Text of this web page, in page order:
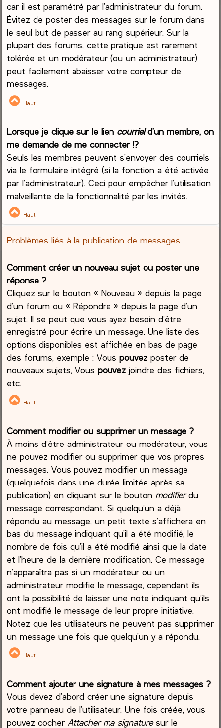
car il est paramétré par l’administrateur du forum.
Évitez de poster des messages sur le forum dans
le seul but de passer au rang supérieur. Sur la
plupart des forums, cette pratique est rarement
tolérée et un modérateur (ou un administrateur)
peut facilement abaisser votre compteur de
messages.
Haut
Lorsque je clique sur le lien courrield’un membre, on
me demande de me connecter !?
Seuls les membres peuvent s’envoyer des courriels
via le formulaire intégré (si la fonction a été activée
par l’administrateur). Ceci pour empêcher l’utilisation
malveillante de la fonctionnalité par les invités.
Haut
Problèmes liés à la publication de messages
Comment créer un nouveau sujet ou poster une
réponse ?
Cliquez sur le bouton « Nouveau » depuis la page
d’un forum ou « Répondre » depuis la page d’un
sujet. Il se peut que vous ayez besoin d’être
enregistré pour écrire un message. Une liste des
options disponibles est affichée en bas de page
des forums, exemple : Vouspouvez poster de
nouveaux sujets, Vouspouvez joindre des fichiers,
etc.
Haut
Comment modifier ou supprimer un message ?
À moins d’être administrateur ou modérateur, vous
ne pouvez modifier ou supprimer que vos propres
messages. Vous pouvez modifier un message
(quelquefois dans une durée limitée après sa
publication) en cliquant sur le bouton modifierdu
message correspondant. Si quelqu’un a déjà
répondu au message, un petit texte s’affichera en
bas du message indiquant qu’il a été modifié, le
nombre de fois qu’il a été modifié ainsi que la date
et l’heure de la dernière modification. Ce message
n’apparaîtra pas si un modérateur ou un
administrateur modifie le message, cependant ils
ont la possibilité de laisser une note indiquant qu’ils
ont modifié le message de leur propre initiative.
Notez que les utilisateurs ne peuvent pas supprimer
un message une fois que quelqu’un y a répondu.
Haut
Comment ajouter une signature à mes messages ?
Vous devez d’abord créer une signature depuis
votre panneau de l’utilisateur. Une fois créée, vous
pouvez cocherAttacher ma signaturesur le